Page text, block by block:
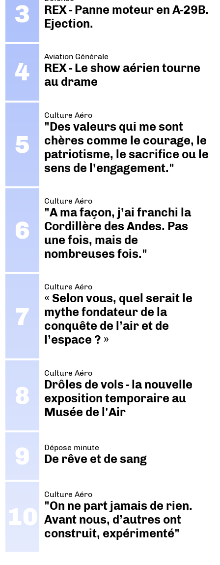
REX - Panne moteur en A-29B.
Ejection.
Aviation Générale
REX - Le show aérien tourne
au drame
Culture Aéro
"Des valeurs qui me sont
chères comme le courage, le
patriotisme, le sacrifice ou le
sens de l’engagement."
Culture Aéro
"A ma façon, j’ai franchi la
Cordillère des Andes. Pas
une fois, mais de
nombreuses fois."
Culture Aéro
« Selon vous, quel serait le
mythe fondateur de la
conquête de l’air et de
l’espace ? »
Culture Aéro
Drôles de vols - la nouvelle
exposition temporaire au
Musée de l'Air
Dépose minute
De rêve et de sang
Culture Aéro
"On ne part jamais de rien.
Avant nous, d’autres ont
construit, expérimenté"